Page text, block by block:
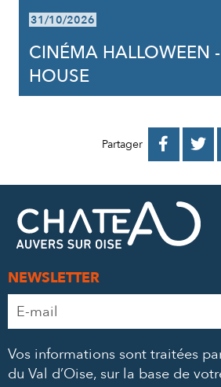
31/10/2026
CINÉMA HALLOWEEN
HOUSE
Partager  
NEWSLETTER
Adresse
e-
*
Vos informations sont traitées
du Val d’Oise, sur la base de